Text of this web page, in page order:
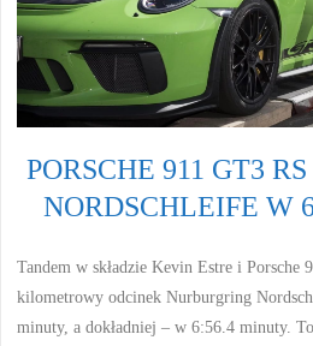
PORSCHE 911 GT3
NORDSCHLEIFE W
Tandem w składzie Kevin Estre i Porsche
kilometrowy odcinek Nurburgring
minuty, a dokładniej – w 6:56.4 minuty.